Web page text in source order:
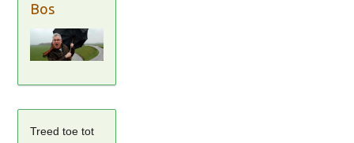
Bos
Treed toe tot